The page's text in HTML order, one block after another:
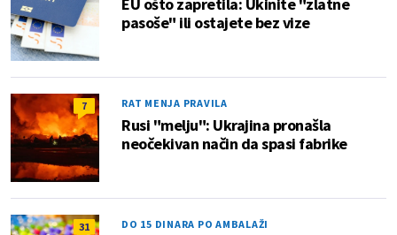
EU ošto zapretila: Ukinite "zlatne
pasoše" ili ostajete bez vize
7 RAT MENJA PRAVILA
Rusi "melju": Ukrajina pronašla
neočekivan način da spasi fabrike
31 DO 15 DINARA PO AMBALAŽI